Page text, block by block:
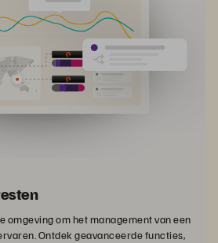
omgeving om het management van een
Ontdek geavanceerde functies,